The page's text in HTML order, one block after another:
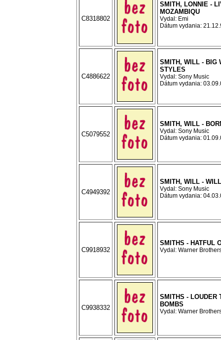
C8318802
SMITH, LONNIE -
MOZAMBIQU
Vydal: Emi
Dátum vydania:
C4886622
SMITH, WILL - BIG
STYLES
Vydal: Sony Music
Dátum vydania:
C5079552
SMITH, WILL -
Vydal: Sony Music
Dátum vydania:
C4949392
SMITH, WILL -
Vydal: Sony Music
Dátum vydania:
C9918932
SMITHS - HATFUL
Vydal: Warner
C9938332
SMITHS - LOUDER
BOMBS
Vydal: Warner